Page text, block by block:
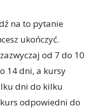
na to pytanie
ukończyć.
od 7 do 10
14 dni, a kursy
dni do kilku
odpowiedni do